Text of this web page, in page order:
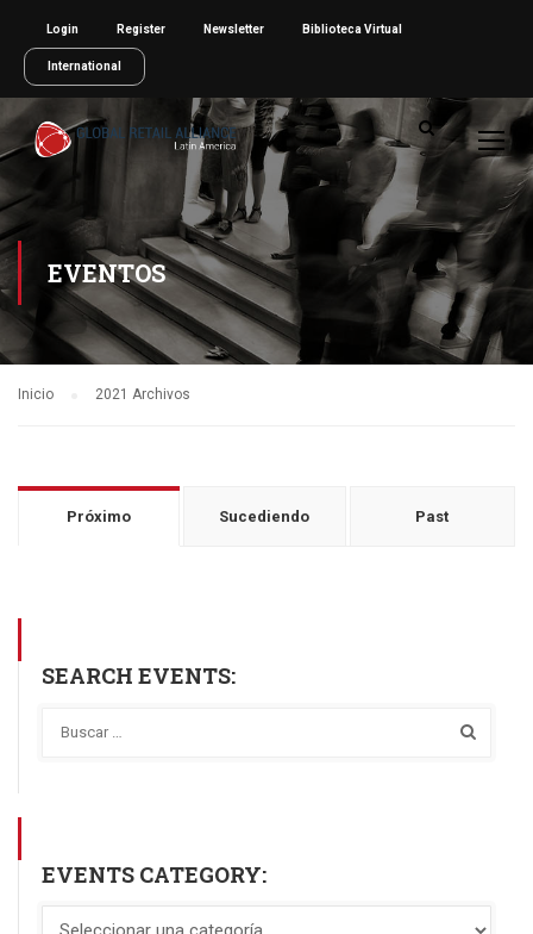
Login Register Newsletter Biblioteca Virtual
International
EVENTOS
Inicio 2021 Archivos
Próximo Sucediendo Past
SEARCH EVENTS:
EVENTS CATEGORY: